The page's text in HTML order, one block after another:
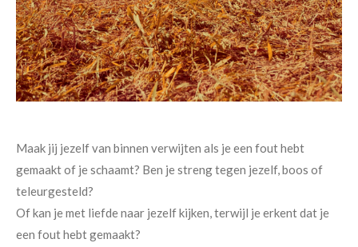
Maak jij jezelf van binnen verwijten als je een fout hebt
gemaakt of je schaamt? Ben je streng tegen jezelf, boos of
teleurgesteld?
Of kan je met liefde naar jezelf kijken, terwijl je erkent dat je
een fout hebt gemaakt?